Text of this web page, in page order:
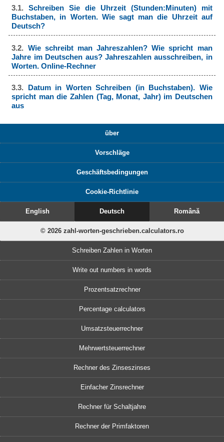
3.1.Schreiben Sie die Uhrzeit (Stunden:Minuten) mit
Buchstaben, in Worten. Wie sagt man die Uhrzeit auf
Deutsch?
3.2. Wie schreibt man Jahreszahlen? Wie spricht man
Jahre im Deutschen aus? Jahreszahlen ausschreiben, in
Worten. Online-Rechner
3.3. Datum in Worten Schreiben (in Buchstaben). Wie
spricht man die Zahlen (Tag, Monat, Jahr) im Deutschen
aus
über
Vorschläge
Geschäftsbedingungen
Cookie-Richtlinie
English Deutsch Română
© 2026 zahl-worten-geschrieben.calculators.ro
Schreiben Zahlen in Worten
Write out numbers in words
Prozentsatzrechner
Percentage calculators
Umsatzsteuerrechner
Mehrwertsteuerrechner
Rechner des Zinseszinses
Einfacher Zinsrechner
Rechner für Schaltjahre
Rechner der Primfaktoren